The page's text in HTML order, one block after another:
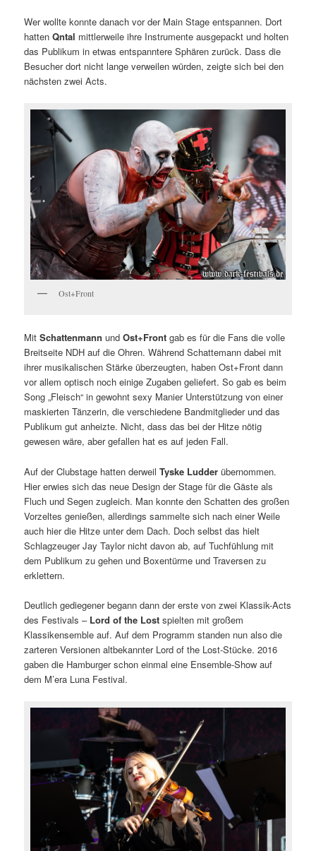
Wer wollte konnte danach vor der Main Stage entspannen. Dort
hattenQntal mittlerweile ihre Instrumente ausgepackt und holten
das Publikum in etwas entspanntere Sphären zurück. Dass die
Besucher dort nicht lange verweilen würden, zeigte sich bei den
nächsten zwei Acts.
Ost+Front
MitSchattenmann undOst+Front gab es für die Fans die volle
Breitseite NDH auf die Ohren. Während Schattemann dabei mit
ihrer musikalischen Stärke überzeugten, haben Ost+Front dann
vor allem optisch noch einige Zugaben geliefert. So gab es beim
Song „Fleisch“ in gewohnt sexy Manier Unterstützung von einer
maskierten Tänzerin, die verschiedene Bandmitglieder und das
Publikum gut anheizte. Nicht, dass das bei der Hitze nötig
gewesen wäre, aber gefallen hat es auf jeden Fall.
Auf der Clubstage hatten derweilTyske Ludder übernommen.
Hier erwies sich das neue Design der Stage für die Gäste als
Fluch und Segen zugleich. Man konnte den Schatten des großen
Vorzeltes genießen, allerdings sammelte sich nach einer Weile
auch hier die Hitze unter dem Dach. Doch selbst das hielt
Schlagzeuger Jay Taylor nicht davon ab, auf Tuchfühlung mit
dem Publikum zu gehen und Boxentürme und Traversen zu
erklettern.
Deutlich gediegener begann dann der erste von zwei Klassik-Acts
des Festivals – Lord of the Lost spielten mit großem
Klassikensemble auf. Auf dem Programm standen nun also die
zarteren Versionen altbekannter Lord of the Lost-Stücke. 2016
gaben die Hamburger schon einmal eine Ensemble-Show auf
dem M’era Luna Festival.